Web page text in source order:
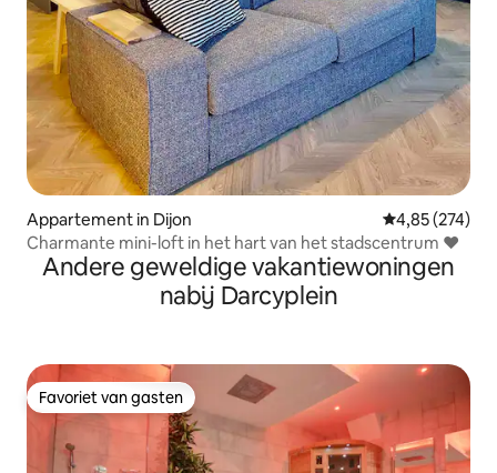
Appartement in Dijon Gemiddelde
4,85 (274)
Charmante mini-loft in het hart van het stadscentrum ❤️
Andere geweldige vakantiewoningen
nabij Darcyplein
Favoriet van gasten
Favoriet van gasten